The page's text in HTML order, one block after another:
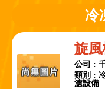
冷
旋
公司 :
類別 :
濾設備